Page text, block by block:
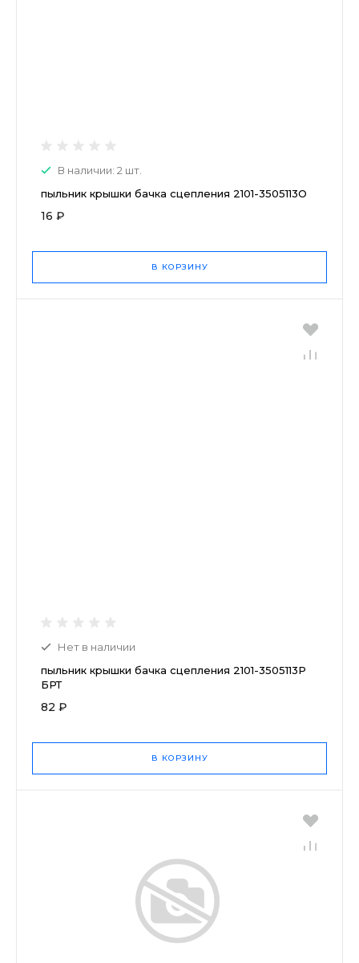
В наличии: 2 шт.
пыльник крышки бачка сцепления 2101-3505113О
16 ₽
В КОРЗИНУ
Нет в наличии
пыльник крышки бачка сцепления 2101-3505113Р
БРТ
82 ₽
В КОРЗИНУ